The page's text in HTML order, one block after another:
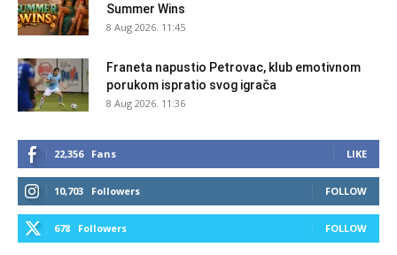
Summer Wins
8 Aug 2026. 11:45
Franeta napustio Petrovac, klub emotivnom
porukom ispratio svog igrača
8 Aug 2026. 11:36
22,356 Fans LIKE
10,703 Followers FOLLOW
678 Followers FOLLOW